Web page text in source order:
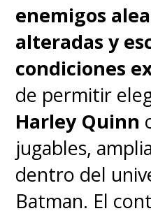
enemigos
alteradas y
condiciones
de permitir
Harley Quinn
jugables,
dentro del
Batman. El